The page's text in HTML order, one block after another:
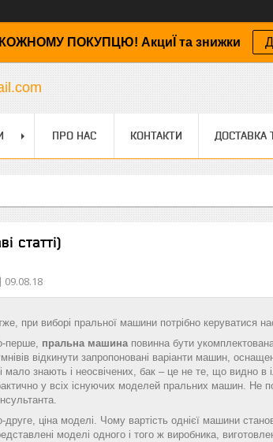
ПОКУПЦЮ! АкциЇ та знижки
ПРО НАС КОНТАКТИ ДОСТАВКА
статті)
09.08.18
при виборі пральної машини потрібно керуватися
перше, пральна машинаповинна бути
відкинути запропоновані варіанти машин,
мало знають і неосвічених, бак – це не те, що видно в
у всіх існуючих моделей пральних машин. Не
друге, ціна моделі. Чому вартість однієї машини
моделі одного і того ж виробника,